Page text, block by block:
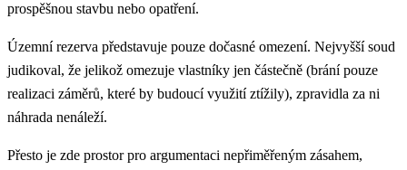
prospěšnou stavbu nebo opatření.
Územní rezerva představuje pouze dočasné omezení. Nejvyšší soud
judikoval, že jelikož omezuje vlastníky jen částečně (brání pouze
realizaci záměrů, které by budoucí využití ztížily), zpravidla za ni
náhrada nenáleží.
Přesto je zde prostor pro argumentaci nepřiměřeným zásahem,